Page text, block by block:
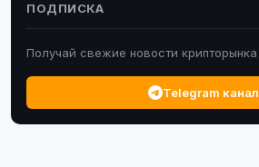
ПОДПИСКА
Получай свежие новости крипторынка
Telegram канал